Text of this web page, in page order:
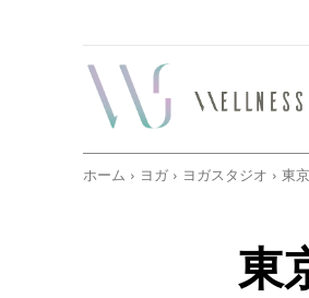
ホーム ヨガ ヨガスタジオ 東
東